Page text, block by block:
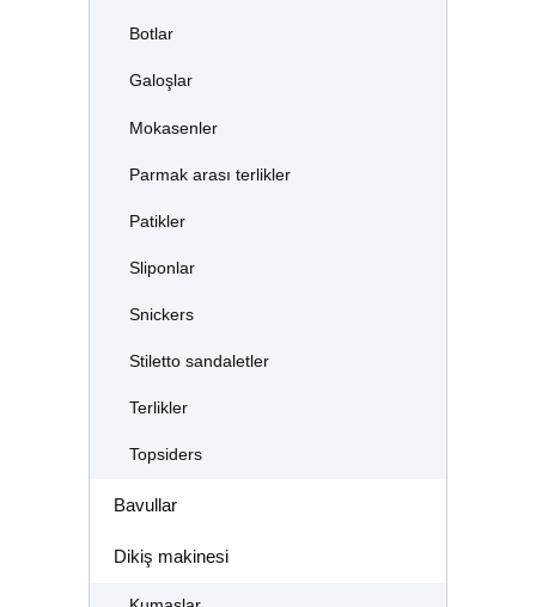
Botlar
Galoşlar
Mokasenler
Parmak arası terlikler
Patikler
Sliponlar
Snickers
Stiletto sandaletler
Terlikler
Topsiders
Bavullar
Dikiş makinesi